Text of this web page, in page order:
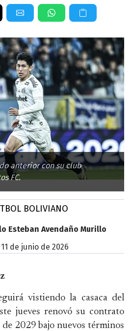
anterior con su club
FC.
BOLIVIANO
Esteban Avendaño Murillo
11 de junio de 2026
vistiendo la casaca del
jueves renovó su contrato
2029 bajo nuevos términos